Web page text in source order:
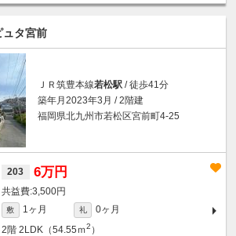
ュタ宮前
ＪＲ筑豊本線若松駅 / 徒歩41分
築年月2023年3月 / 2階建
福岡県北九州市若松区宮前町4-25
203 6万円
3,500円
敷 1ヶ月 礼
0ヶ月
2階 2LDK（54.55ｍ2 ）